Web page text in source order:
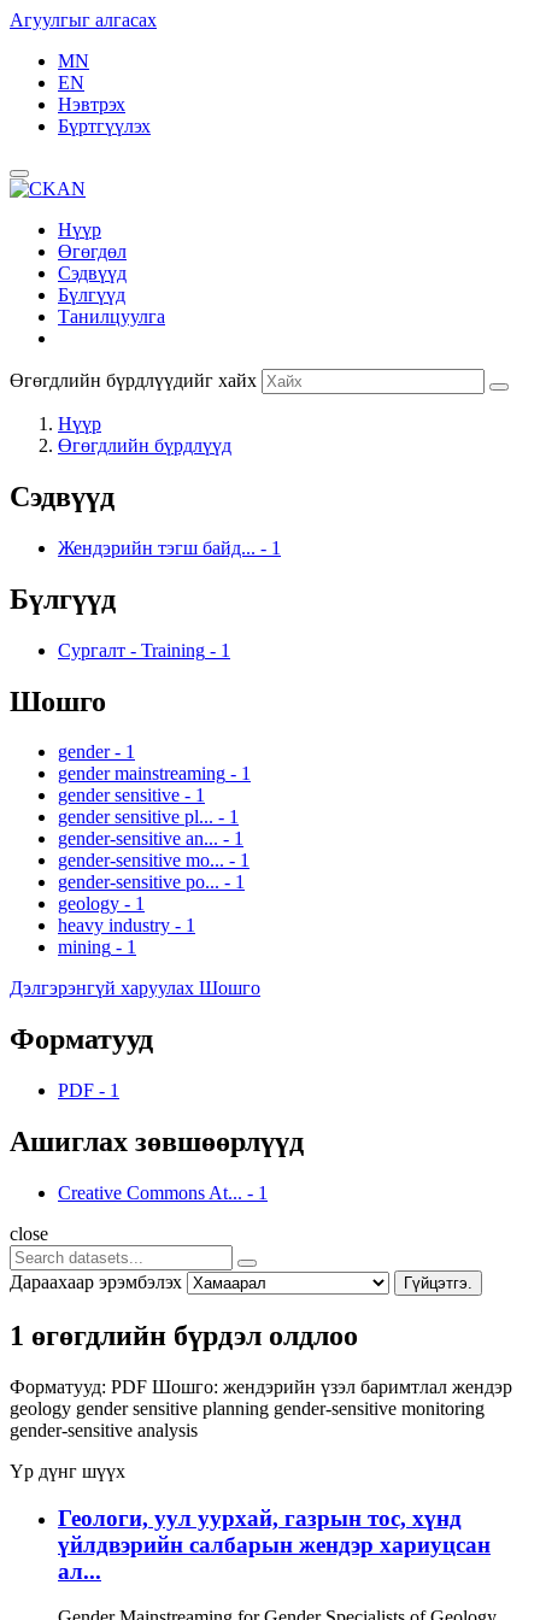
Агуулгыг алгасах
MN
EN
Нэвтрэх
Бүртгүүлэх
Нүүр
Өгөгдөл
Сэдвүүд
Бүлгүүд
Танилцуулга
Өгөгдлийн бүрдлүүдийг хайх
Нүүр
Өгөгдлийн бүрдлүүд
Сэдвүүд
Жендэрийн тэгш байд... - 1
Бүлгүүд
Сургалт - Training - 1
Шошго
gender - 1
gender mainstreaming - 1
gender sensitive - 1
gender sensitive pl... - 1
gender-sensitive an... - 1
gender-sensitive mo... - 1
gender-sensitive po... - 1
geology - 1
heavy industry - 1
mining - 1
Дэлгэрэнгүй харуулах Шошго
Форматууд
PDF - 1
Ашиглах зөвшөөрлүүд
Creative Commons At... - 1
close
Дараахаар эрэмбэлэх Гүйцэтгэ.
1 өгөгдлийн бүрдэл олдлоо
Форматууд: PDF Шошго: жендэрийн үзэл баримтлал жендэр
geology gender sensitive planning gender-sensitive monitoring
gender-sensitive analysis
Үр дүнг шүүх
Геологи, уул уурхай, газрын тос, хүнд
үйлдвэрийн салбарын жендэр хариуцсан
ал...